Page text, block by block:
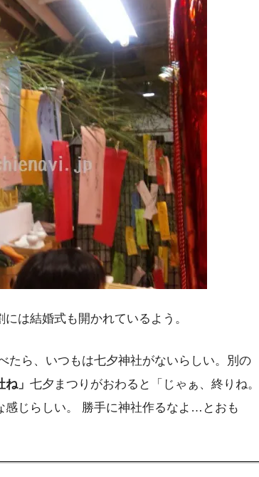
は結婚式も開かれているよう。
たら、いつもは七夕神社がないらしい。別の
」 七夕まつりがおわると「じゃぁ、終りね。
感じらしい。 勝手に神社作るなよ…とおも